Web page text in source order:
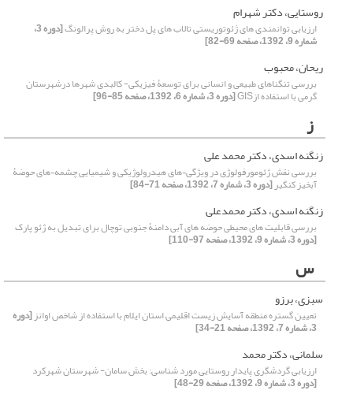
روستایی، دکتر شهرام
ارزیابی توانمندی های ژئوتوریستی تالاب های پل دختر به روش پرالونگ [دوره 3،
شماره 9، 1392، صفحه 69-82]
ریحان، محبوب
بررسی تنگناهای طبیعی و انسانی برای توسعۀ فیزیکی- کالبدی شهرها درشهرستان
گرمی با استفاده ازGIS [دوره 3، شماره 6، 1392، صفحه 85-96]
ز
زنگنه اسدی، دکتر محمد علی
بررسی نقش ژئومورفولوژی در ویژگی¬های هیدرولوژیکی و شیمیایی چشمه¬های حوضۀ
آبخیز کنگیر[دوره 3، شماره 7، 1392، صفحه 71-84]
زنگنه اسدی، دکتر محمدعلی
بررسی قابلیت های محیطی حوضه های آبی دامنۀ جنوبی توچال برای تبدیل به ژئو پارک
[دوره 3، شماره 9، 1392، صفحه 97-110]
س
سبزی، برزو
تعیین گستره منطقه آسایش زیست اقلیمی استان ایلام با استفاده از شاخص اوانز[دوره
3، شماره 7، 1392، صفحه 21-34]
سلمانی، دکتر محمد
ارزیابی گردشگری پایدار روستایی مورد شناسی: بخش سامان- شهرستان شهرکرد
[دوره 3، شماره 9، 1392، صفحه 29-48]